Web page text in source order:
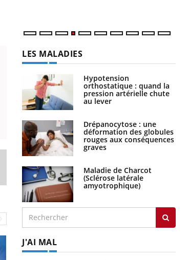
LES MALADIES
Hypotension
orthostatique : quand la
pression artérielle chute
au lever
Drépanocytose : une
déformation des globules
rouges aux conséquences
graves
Maladie de Charcot
(Sclérose latérale
amyotrophique)
J'AI MAL